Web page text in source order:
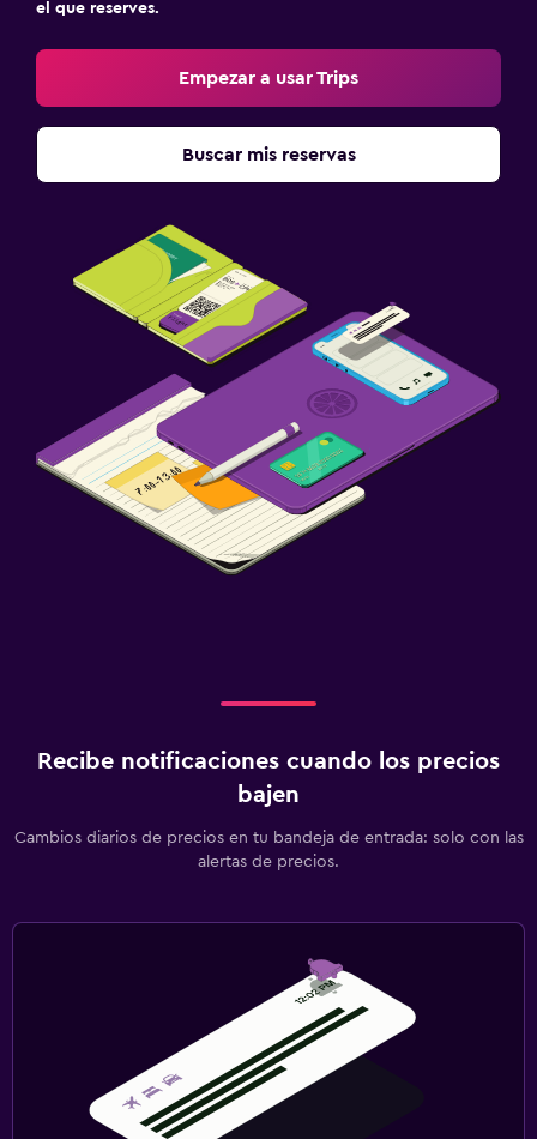
el que reserves.
Empezar a usar Trips
Buscar mis reservas
Recibe notificaciones cuando los precios
bajen
Cambios diarios de precios en tu bandeja de entrada: solo con las
alertas de precios.